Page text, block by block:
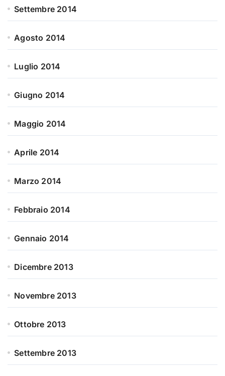
Settembre 2014
Agosto 2014
Luglio 2014
Giugno 2014
Maggio 2014
Aprile 2014
Marzo 2014
Febbraio 2014
Gennaio 2014
Dicembre 2013
Novembre 2013
Ottobre 2013
Settembre 2013